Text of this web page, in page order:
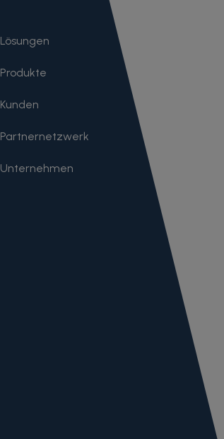
Lösungen
Produkte
Kunden
Partnernetzwerk
Unternehmen